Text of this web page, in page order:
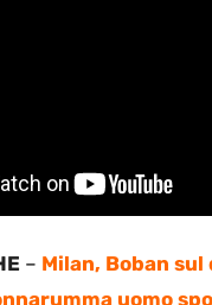
– Milan, Boban
uomo